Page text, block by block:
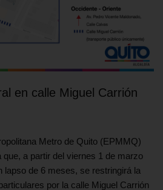
en calle Miguel Carrión
Metro de Quito (EPMMQ)
a partir del viernes 1 de marzo
lapso de 6 meses, se restringirá la
por la calle Miguel Carrión